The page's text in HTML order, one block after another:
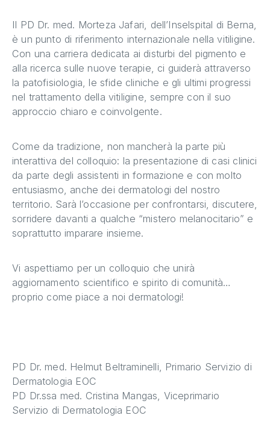
Il PD Dr. med. Morteza Jafari, dell’Inselspital di Berna,
è un punto di riferimento internazionale nella vitiligine.
Con una carriera dedicata ai disturbi del pigmento e
alla ricerca sulle nuove terapie, ci guiderà attraverso
la patofisiologia, le sfide cliniche e gli ultimi progressi
nel trattamento della vitiligine, sempre con il suo
approccio chiaro e coinvolgente.
Come da tradizione, non mancherà la parte più
interattiva del colloquio: la presentazione di casi clinici
da parte degli assistenti in formazione e con molto
entusiasmo, anche dei dermatologi del nostro
territorio. Sarà l’occasione per confrontarsi, discutere,
sorridere davanti a qualche “mistero melanocitario” e
soprattutto imparare insieme.
Vi aspettiamo per un colloquio che unirà
aggiornamento scientifico e spirito di comunità…
proprio come piace a noi dermatologi!
PD Dr. med. Helmut Beltraminelli, Primario Servizio di
Dermatologia EOC
PD Dr.ssa med. Cristina Mangas, Viceprimario
Servizio di Dermatologia EOC